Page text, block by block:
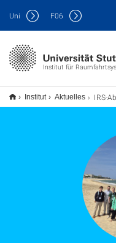
Institut für
Uni F06
Institut Aktuelles IRS-Abteilung